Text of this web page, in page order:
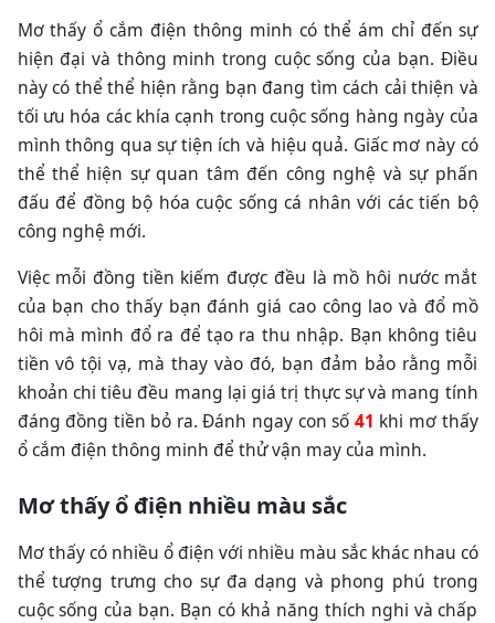
Mơ thấy ổ cắm điện thông minh có thể ám chỉ đến sự
hiện đại và thông minh trong cuộc sống của bạn. Điều
này có thể thể hiện rằng bạn đang tìm cách cải thiện và
tối ưu hóa các khía cạnh trong cuộc sống hàng ngày của
mình thông qua sự tiện ích và hiệu quả. Giấc mơ này có
thể thể hiện sự quan tâm đến công nghệ và sự phấn
đấu để đồng bộ hóa cuộc sống cá nhân với các tiến bộ
công nghệ mới.
Việc mỗi đồng tiền kiếm được đều là mồ hôi nước mắt
của bạn cho thấy bạn đánh giá cao công lao và đổ mồ
hôi mà mình đổ ra để tạo ra thu nhập. Bạn không tiêu
tiền vô tội vạ, mà thay vào đó, bạn đảm bảo rằng mỗi
khoản chi tiêu đều mang lại giá trị thực sự và mang tính
đáng đồng tiền bỏ ra. Đánh ngay con số 41 khi mơ thấy
ổ cắm điện thông minh để thử vận may của mình.
Mơ thấy ổ điện nhiều màu sắc
Mơ thấy có nhiều ổ điện với nhiều màu sắc khác nhau có
thể tượng trưng cho sự đa dạng và phong phú trong
cuộc sống của bạn. Bạn có khả năng thích nghi và chấp